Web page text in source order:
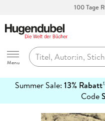
100 Tage
Hugendubel
Menu
Summer Sale: 13% Rabatt
Code
erfahren